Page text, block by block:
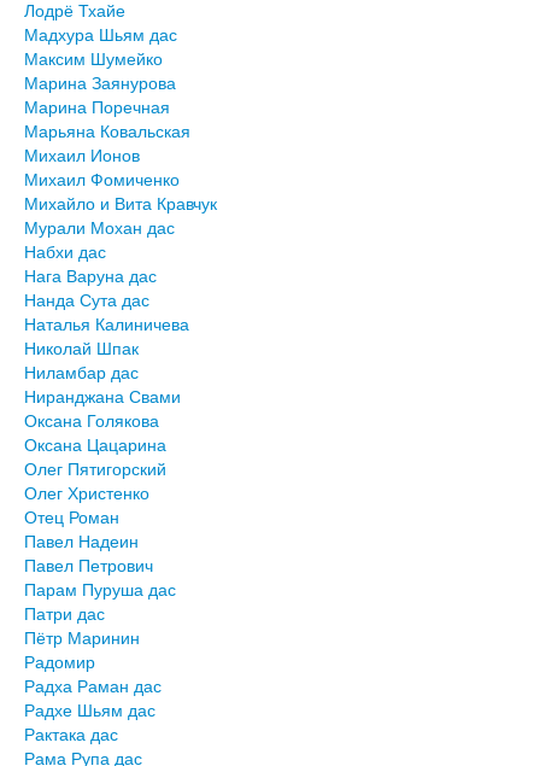
Лодрё Тхайе
Мадхура Шьям дас
Максим Шумейко
Марина Заянурова
Марина Поречная
Марьяна Ковальская
Михаил Ионов
Михаил Фомиченко
Михайло и Вита Кравчук
Мурали Мохан дас
Набхи дас
Нага Варуна дас
Нанда Сута дас
Наталья Калиничева
Николай Шпак
Ниламбар дас
Ниранджана Свами
Оксана Голякова
Оксана Цацарина
Олег Пятигорский
Олег Христенко
Отец Роман
Павел Надеин
Павел Петрович
Парам Пуруша дас
Патри дас
Пётр Маринин
Радомир
Радха Раман дас
Радхе Шьям дас
Рактака дас
Рама Рупа дас